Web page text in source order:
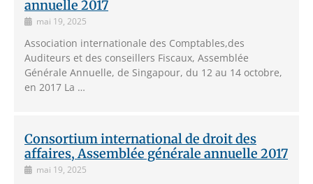
annuelle 2017
mai 19, 2025
Association internationale des Comptables,des
Auditeurs et des conseillers Fiscaux, Assemblée
Générale Annuelle, de Singapour, du 12 au 14 octobre,
en 2017 La …
Consortium international de droit des
affaires, Assemblée générale annuelle 2017
mai 19, 2025